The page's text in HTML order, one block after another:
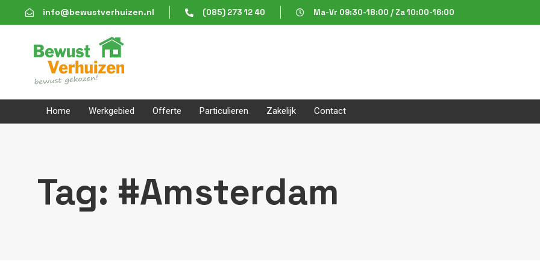
links
to
content
info@bewustverhuizen.nl (085) 273 12 40 Ma-Vr 09:30-18:00 / Za 10:00-16:00
Home Werkgebied Offerte Particulieren Zakelijk Contact
Tag: #Amsterdam